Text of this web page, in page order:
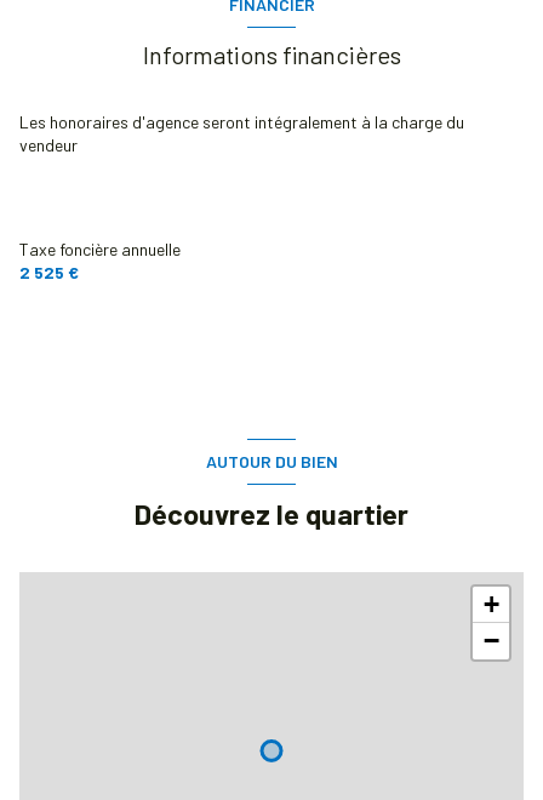
cuisine séparée (équipée)
FINANCIER
Informations financières
Les honoraires d'agence seront intégralement à la charge du
vendeur
Taxe foncière annuelle
2 525 €
AUTOUR DU BIEN
Découvrez le quartier
+
−